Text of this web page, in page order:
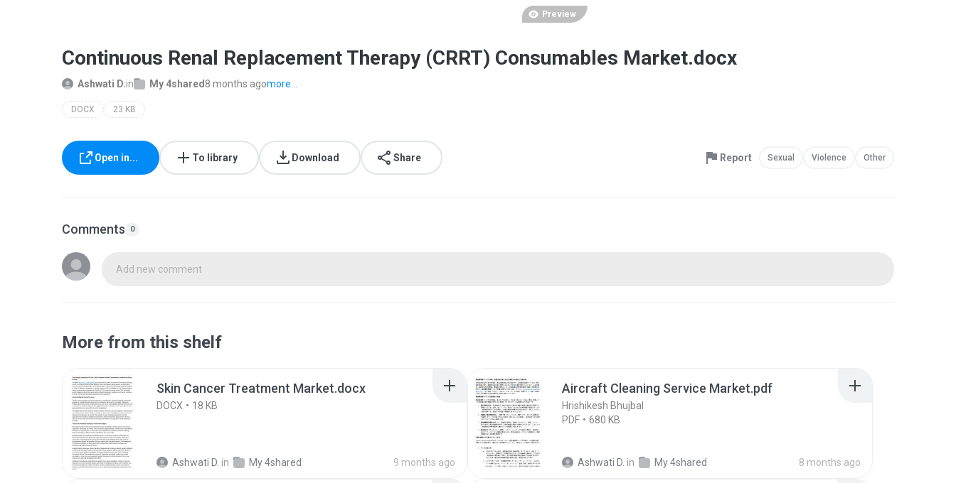
Preview
Continuous Renal Replacement Therapy (CRRT) Consumables Market.docx
Ashwati D.in My 4shared 8 months agomore...
DOCX 23 KB
Open in... To library Download Share Report Sexual Violence Other
Comments 0
Add new comment
More from this shelf
Skin Cancer Treatment Market.docx
DOCX 18 KB
Ashwati D. in My 4shared 9 months ago
Aircraft Cleaning Service Market.pdf
Hrishikesh Bhujbal
PDF
680 KB
Ashwati D. in My 4shared 8 months ago